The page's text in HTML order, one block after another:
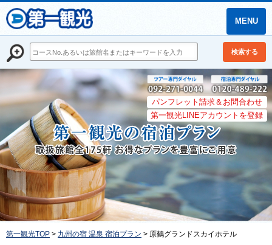
MENU
検索する
パンフレット請求＆お問合わせ
第一観光LINEアカウントを登録
第一観光TOP > 九州の宿 温泉 宿泊プラン > 原鶴グランドスカイホテル